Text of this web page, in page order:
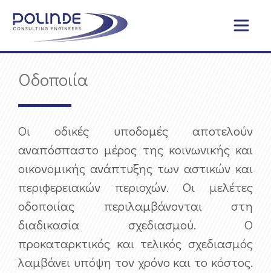
Οδοποιία
Οι οδικές υποδομές αποτελούν
αναπόσπαστο μέρος της κοινωνικής και
οικονομικής ανάπτυξης των αστικών και
περιφερειακών περιοχών. Οι μελέτες
οδοποιίας περιλαμβάνονται στη
διαδικασία σχεδιασμού. Ο
προκαταρκτικός και τελικός σχεδιασμός
λαμβάνει υπόψη τον χρόνο και το κόστος.